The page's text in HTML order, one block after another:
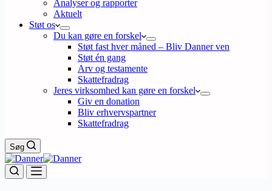
Analyser og rapporter
Aktuelt
Støt os
Du kan gøre en forskel
Støt fast hver måned – Bliv Danner ven
Støt én gang
Arv og testamente
Skattefradrag
Jeres virksomhed kan gøre en forskel
Giv en donation
Bliv erhvervspartner
Skattefradrag
Søg